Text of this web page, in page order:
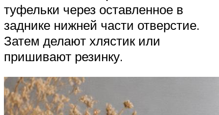
туфельки через оставленное в
заднике нижней части отверстие.
Затем делают хлястик или
пришивают резинку.